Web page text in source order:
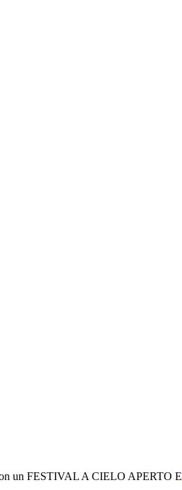
un FESTIVAL A CIELO APERTO E